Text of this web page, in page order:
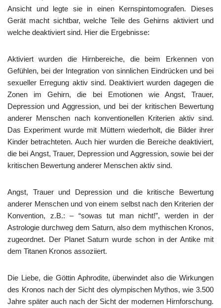
Ansicht und legte sie in einen Kernspintomografen. Dieses
Gerät macht sichtbar, welche Teile des Gehirns aktiviert und
welche deaktiviert sind. Hier die Ergebnisse:
Aktiviert wurden die Hirnbereiche, die beim Erkennen von
Gefühlen, bei der Integration von sinnlichen Eindrücken und bei
sexueller Erregung aktiv sind. Deaktiviert wurden dagegen die
Zonen im Gehirn, die bei Emotionen wie Angst, Trauer,
Depression und Aggression, und bei der kritischen Bewertung
anderer Menschen nach konventionellen Kriterien aktiv sind.
Das Experiment wurde mit Müttern wiederholt, die Bilder ihrer
Kinder betrachteten. Auch hier wurden die Bereiche deaktiviert,
die bei Angst, Trauer, Depression und Aggression, sowie bei der
kritischen Bewertung anderer Menschen aktiv sind.
Angst, Trauer und Depression und die kritische Bewertung
anderer Menschen und von einem selbst nach den Kriterien der
Konvention, z.B.: – “sowas tut man nicht!”, werden in der
Astrologie durchweg dem Saturn, also dem mythischen Kronos,
zugeordnet. Der Planet Saturn wurde schon in der Antike mit
dem Titanen Kronos assoziiert.
Die Liebe, die Göttin Aphrodite, überwindet also die Wirkungen
des Kronos nach der Sicht des olympischen Mythos, wie 3.500
Jahre später auch nach der Sicht der modernen Hirnforschung.